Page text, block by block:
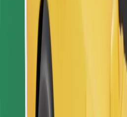
Dobavljači
Uvjeti i odredbe
Kolačići
Sigurnost
Zatraži vožnju i putuj kroz
Preuzmi aplikaciju